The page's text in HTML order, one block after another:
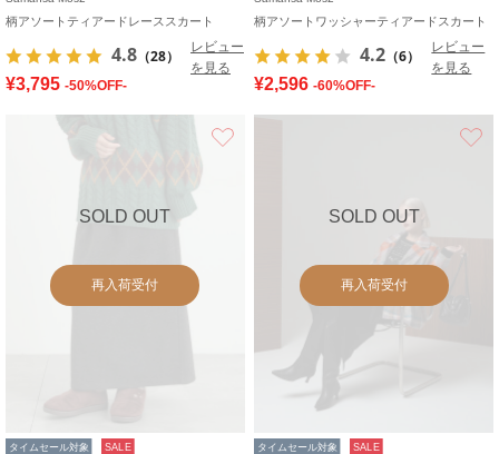
柄アソートティアードレーススカート
4.8 （28）
レビュー
を見る
¥3,795 -50%OFF-
柄アソートワッシャーティアードスカート
4.2 （6）
レビュー
を見る
¥2,596 -60%OFF-
SOLD OUT
再入荷受付
タイムセール対象 SALE
SOLD OUT
再入荷受付
タイムセール対象 SALE